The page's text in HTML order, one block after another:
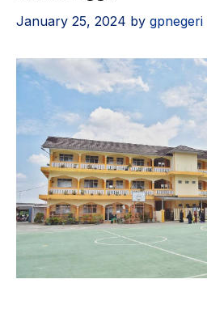
January 25, 2024 by gpnegeri